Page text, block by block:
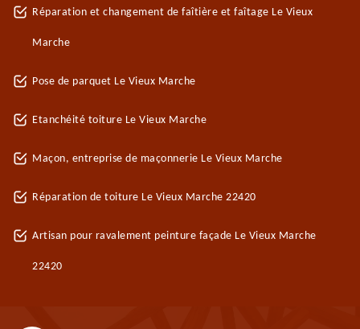
Réparation et changement de faîtière et faîtage Le Vieux
Marche
Pose de parquet Le Vieux Marche
Etanchéité toiture Le Vieux Marche
Maçon, entreprise de maçonnerie Le Vieux Marche
Réparation de toiture Le Vieux Marche 22420
Artisan pour ravalement peinture façade Le Vieux Marche
22420